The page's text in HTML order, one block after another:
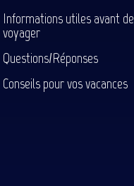
Informations utiles avant de
voyager
Questions/Réponses
Conseils pour vos vacances